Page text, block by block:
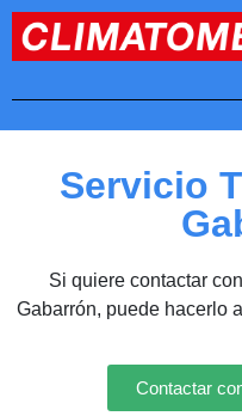
Servicio
Si quiere contactar
Gabarrón, puede hacerlo
Contactar